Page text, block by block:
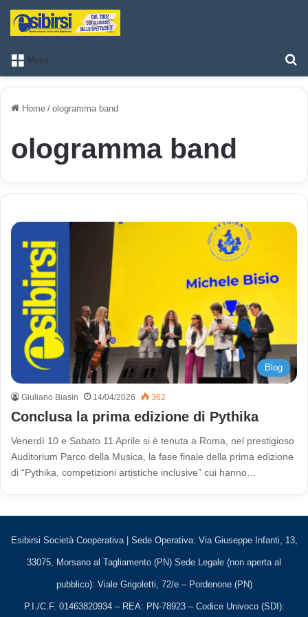
Menu
Home / ologramma band
ologramma band
Blog
Giuliano Biasin 14/04/2026 362
Conclusa la prima edizione di Pythika
Venerdì 10 e Sabato 11 Aprile si è tenuta a Roma, nel prestigioso
Auditorium Parco della Musica, la fase finale della prima edizione
di “Pythika, competizioni artistiche inclusive” cui hanno…
Esibirsi Società Cooperativa | Sede Operativa: Via Giuseppe Infanti, 13,
33075, Morsano al Tagliamento (PN) Sede Legale (non aperta al
pubblico): Viale Grigoletti, 72/e – Pordenone (PN)
P.I./C.F. 01463820934 – REA: PN-78923 – Codice Univoco (SDI):